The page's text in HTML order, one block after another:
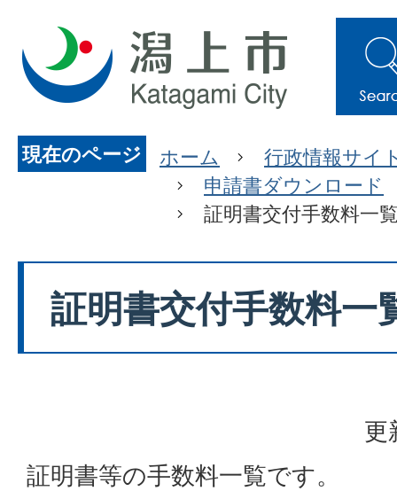
現在のページ ホーム
行政情報サイ
申請書ダウンロード
証明書交付手数料一
証明書交付手数料一
更
証明書等の手数料一覧です。